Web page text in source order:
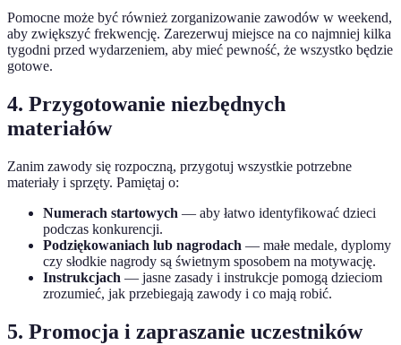
Pomocne może być również zorganizowanie zawodów w weekend,
aby zwiększyć frekwencję. Zarezerwuj miejsce na co najmniej kilka
tygodni przed wydarzeniem, aby mieć pewność, że wszystko będzie
gotowe.
4. Przygotowanie niezbędnych
materiałów
Zanim zawody się rozpoczną, przygotuj wszystkie potrzebne
materiały i sprzęty. Pamiętaj o:
Numerach startowych — aby łatwo identyfikować dzieci
podczas konkurencji.
Podziękowaniach lub nagrodach — małe medale, dyplomy
czy słodkie nagrody są świetnym sposobem na motywację.
Instrukcjach — jasne zasady i instrukcje pomogą dzieciom
zrozumieć, jak przebiegają zawody i co mają robić.
5. Promocja i zapraszanie uczestników